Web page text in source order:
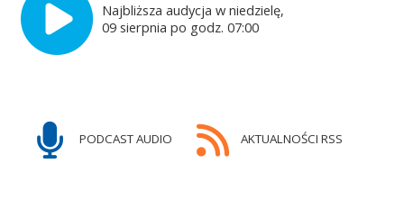
Najbliższa audycja w niedzielę,
09 sierpnia po godz. 07:00
PODCAST AUDIO AKTUALNOŚCI RSS